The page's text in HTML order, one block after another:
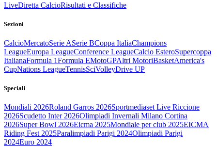
LiveDiretta CalcioRisultati e Classifiche
Sezioni
CalcioMercatoSerie ASerie BCoppa ItaliaChampions
LeagueEuropa LeagueConference LeagueCalcio EsteroSupercoppa
ItalianaFormula 1Formula EMotoGPAltri MotoriBasketAmerica's
CupNations LeagueTennisSciVolleyDrive UP
Speciali
Mondiali 2026Roland Garros 2026Sportmediaset Live Riccione
2026Scudetto Inter 2026Olimpiadi Invernali Milano Cortina
2026Super Bowl 2026Eicma 2025Mondiale per club 2025EICMA
Riding Fest 2025Paralimpiadi Parigi 2024Olimpiadi Parigi
2024Euro 2024